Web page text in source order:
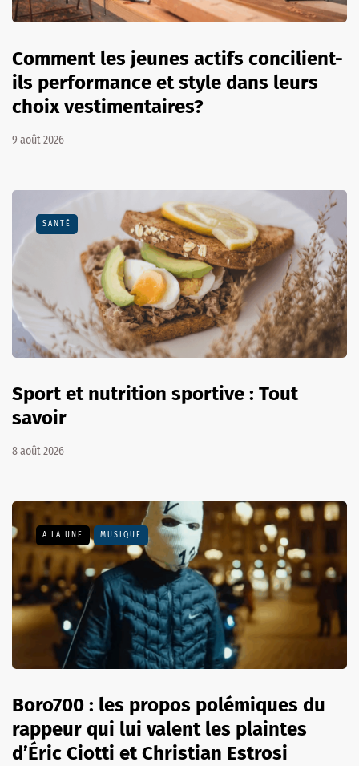
Comment les jeunes actifs concilient-
ils performance et style dans leurs
choix vestimentaires?
9 août 2026
SANTÉ
Sport et nutrition sportive : Tout
savoir
8 août 2026
A LA UNE MUSIQUE
Boro700 : les propos polémiques du
rappeur qui lui valent les plaintes
d’Éric Ciotti et Christian Estrosi